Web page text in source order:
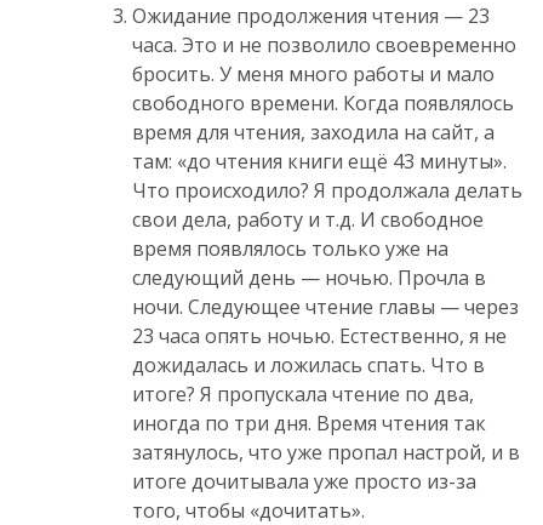
Ожидание продолжения чтения — 23
часа. Это и не позволило своевременно
бросить. У меня много работы и мало
свободного времени. Когда появлялось
время для чтения, заходила на сайт, а
там: «до чтения книги ещё 43 минуты».
Что происходило? Я продолжала делать
свои дела, работу и т.д. И свободное
время появлялось только уже на
следующий день — ночью. Прочла в
ночи. Следующее чтение главы — через
23 часа опять ночью. Естественно, я не
дожидалась и ложилась спать. Что в
итоге? Я пропускала чтение по два,
иногда по три дня. Время чтения так
затянулось, что уже пропал настрой, и в
итоге дочитывала уже просто из-за
того, чтобы «дочитать».